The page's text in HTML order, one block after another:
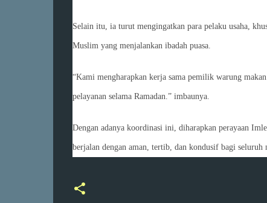
Selain itu, ia turut mengingatkan para pelaku usaha,
Muslim yang menjalankan ibadah puasa.
“Kami mengharapkan kerja sama pemilik warung
pelayanan selama Ramadan.” imbaunya.
Dengan adanya koordinasi ini, diharapkan perayaan
berjalan dengan aman, tertib, dan kondusif bagi seluruh